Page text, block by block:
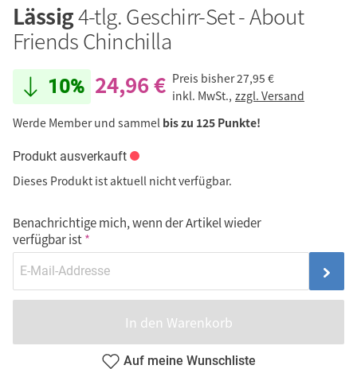
Lässig4-tlg. Geschirr-Set - About
Friends Chinchilla
10% 24,96 € Preis bisher27,95 €
inkl. MwSt., zzgl. Versand
Werde Member und sammel bis zu 125 Punkte!
Produkt ausverkauft
Dieses Produkt ist aktuell nicht verfügbar.
Benachrichtige mich, wenn der Artikel wieder
verfügbar ist
In den Warenkorb
Auf meine Wunschliste